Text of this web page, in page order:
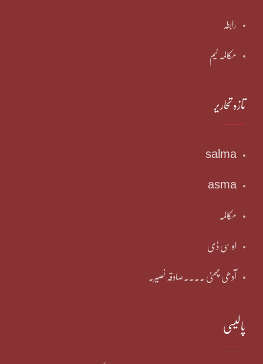
رابطہ
مکالمہ ٹیم
تازہ تحاریر
salma
asma
مکالمہ
او سی ڈی
آدھی چھٹی ۔۔۔۔صادقہ نصیر۔
پالیسی